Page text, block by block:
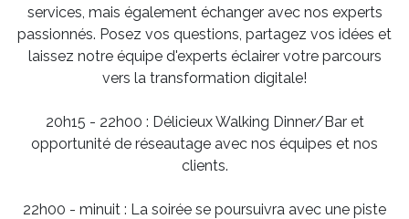
services, mais également échanger avec nos experts
passionnés. Posez vos questions, partagez vos idées et
laissez notre équipe d'experts éclairer votre parcours
vers la transformation digitale!
20h15 - 22h00 : Délicieux Walking Dinner/Bar et
opportunité de réseautage avec nos équipes et nos
clients.
22h00 - minuit : La soirée se poursuivra avec une piste